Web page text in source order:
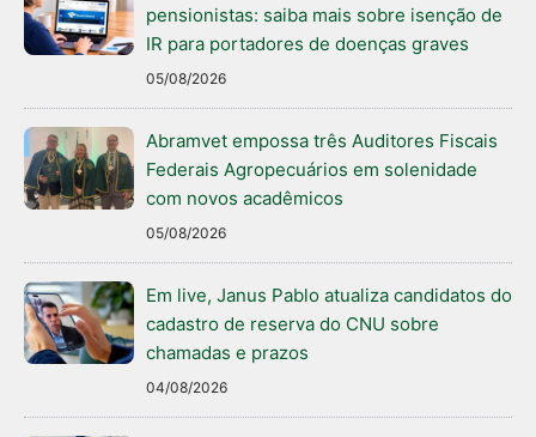
pensionistas: saiba mais sobre isenção de
IR para portadores de doenças graves
05/08/2026
Abramvet empossa três Auditores Fiscais
Federais Agropecuários em solenidade
com novos acadêmicos
05/08/2026
Em live, Janus Pablo atualiza candidatos do
cadastro de reserva do CNU sobre
chamadas e prazos
04/08/2026